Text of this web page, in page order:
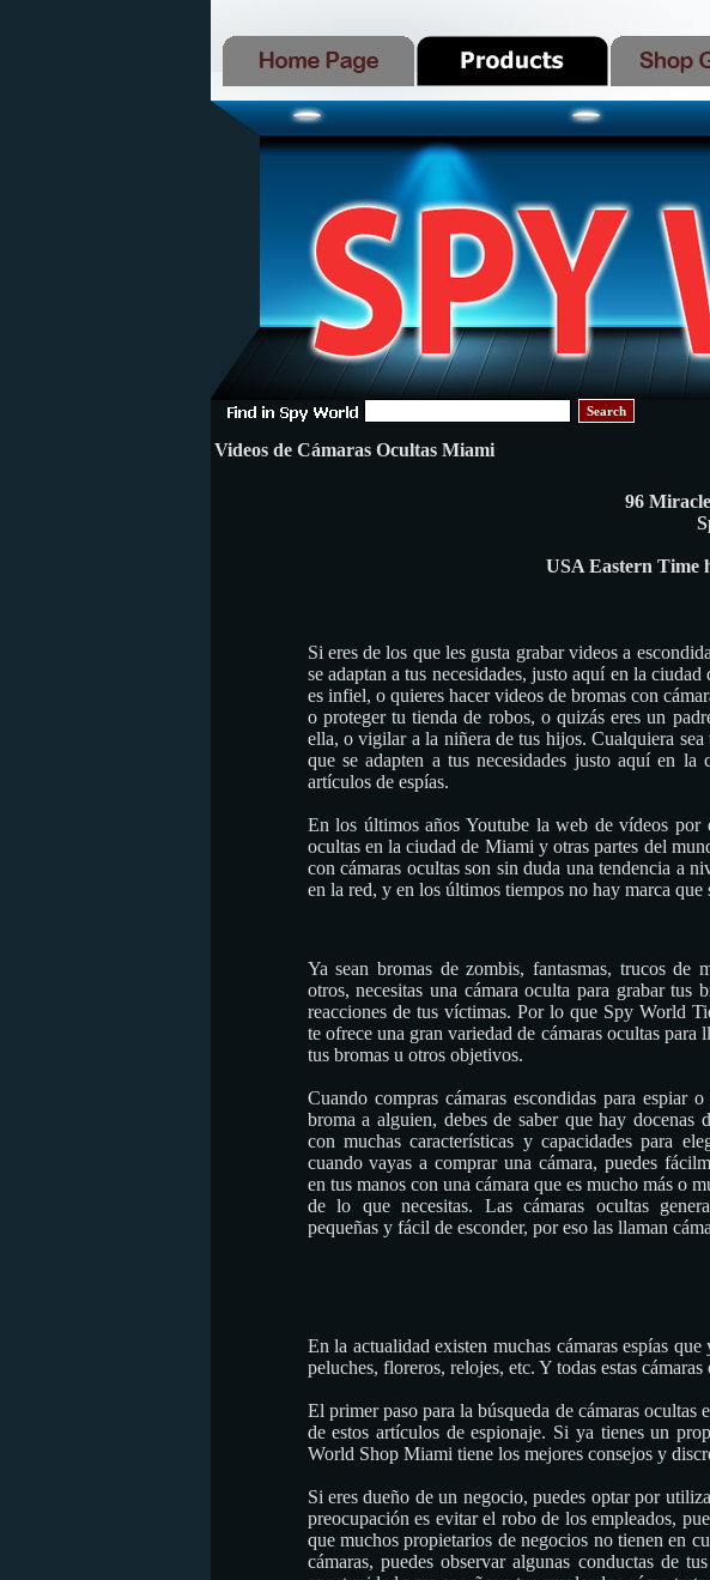
Search
Videos de Cámaras Ocultas Miami
96
USA Eastern Time
Si eres de los que les gusta grabar videos a
se adaptan a tus necesidades, justo aquí en la
es infiel, o quieres hacer videos de bromas con
o proteger tu tienda de robos, o quizás eres un
ella, o vigilar a la niñera de tus hijos. Cualquiera
que se adapten a tus necesidades justo aquí en
artículos de espías.
En los últimos años Youtube la web de vídeos por
ocultas en la ciudad de Miami y otras partes del
con cámaras ocultas son sin duda una tendencia a
en la red, y en los últimos tiempos no hay marca
Ya sean bromas de zombis, fantasmas, trucos de
otros, necesitas una cámara oculta para grabar tus
reacciones de tus víctimas. Por lo que Spy World
te ofrece una gran variedad de cámaras ocultas para
tus bromas u otros objetivos.
Cuando compras cámaras escondidas para espiar
broma a alguien, debes de saber que hay docenas
con muchas características y capacidades para
cuando vayas a comprar una cámara, puedes
en tus manos con una cámara que es mucho más o
de lo que necesitas. Las cámaras ocultas
pequeñas y fácil de esconder, por eso las llaman
En la actualidad existen muchas cámaras espías
peluches, floreros, relojes, etc. Y todas estas
El primer paso para la búsqueda de cámaras ocultas
de estos artículos de espionaje. Si ya tienes un
World Shop Miami tiene los mejores consejos y
Si eres dueño de un negocio, puedes optar por
preocupación es evitar el robo de los empleados,
que muchos propietarios de negocios no tienen en
cámaras, puedes observar algunas conductas de